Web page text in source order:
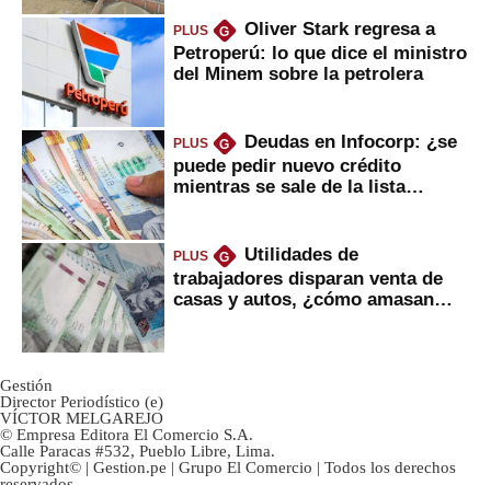
PLUS G
Oliver Stark regresa a
Petroperú: lo que dice el ministro
del Minem sobre la petrolera
PLUS G
Deudas en Infocorp: ¿se
puede pedir nuevo crédito
mientras se sale de la lista
PLUS G
Utilidades de
trabajadores disparan venta de
casas y autos, ¿cómo amasan
Gestión
Director Periodístico (e)
VÍCTOR MELGAREJO
© Empresa Editora El Comercio S.A.
Calle Paracas #532, Pueblo Libre, Lima.
Copyright© | Gestion.pe | Grupo El Comercio | Todos los derechos